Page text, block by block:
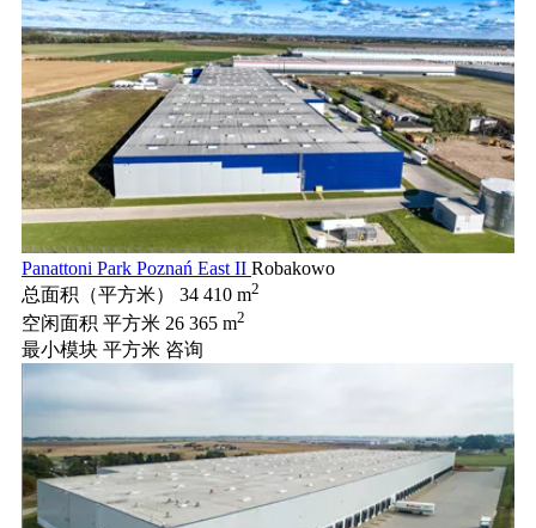
Panattoni Park Poznań East II Robakowo
总面积（平方米）
34 410 m2
空闲面积 平方米 26 365 m2
最小模块 平方米 咨询